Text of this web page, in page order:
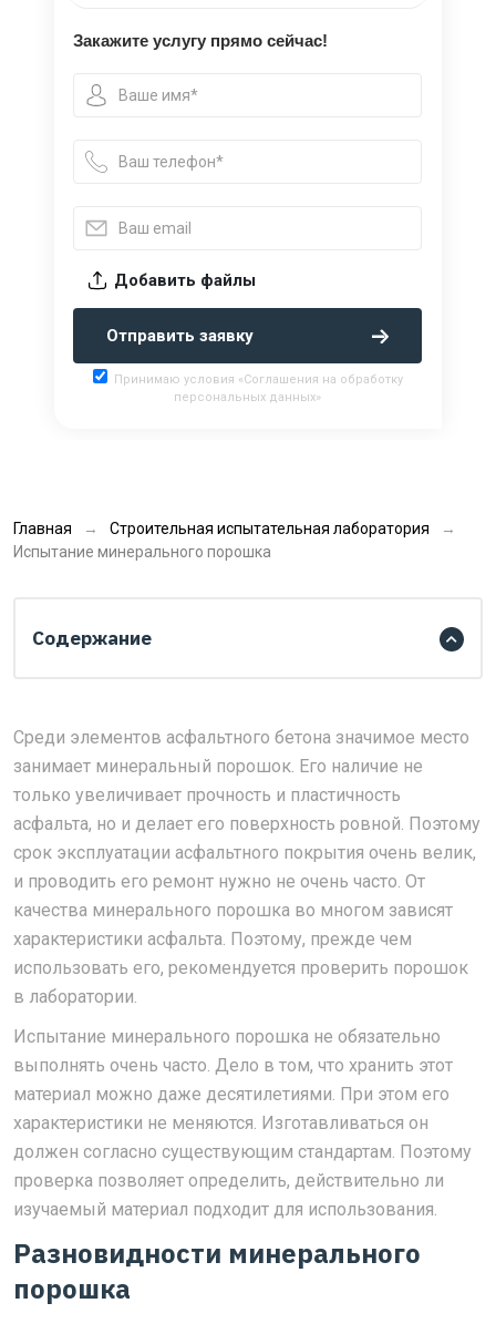
Закажите услугу прямо сейчас!
Добавить файлы
Отправить заявку
Принимаю условия «Соглашения на обработку
персональных данных»
Главная
Строительная испытательная лаборатория
Испытание минерального порошка
Содержание
Среди элементов асфальтного бетона значимое место
занимает минеральный порошок. Его наличие не
только увеличивает прочность и пластичность
асфальта, но и делает его поверхность ровной. Поэтому
срок эксплуатации асфальтного покрытия очень велик,
и проводить его ремонт нужно не очень часто. От
качества минерального порошка во многом зависят
характеристики асфальта. Поэтому, прежде чем
использовать его, рекомендуется проверить порошок
в лаборатории.
Испытание минерального порошка не обязательно
выполнять очень часто. Дело в том, что хранить этот
материал можно даже десятилетиями. При этом его
характеристики не меняются. Изготавливаться он
должен согласно существующим стандартам. Поэтому
проверка позволяет определить, действительно ли
изучаемый материал подходит для использования.
Разновидности минерального
порошка